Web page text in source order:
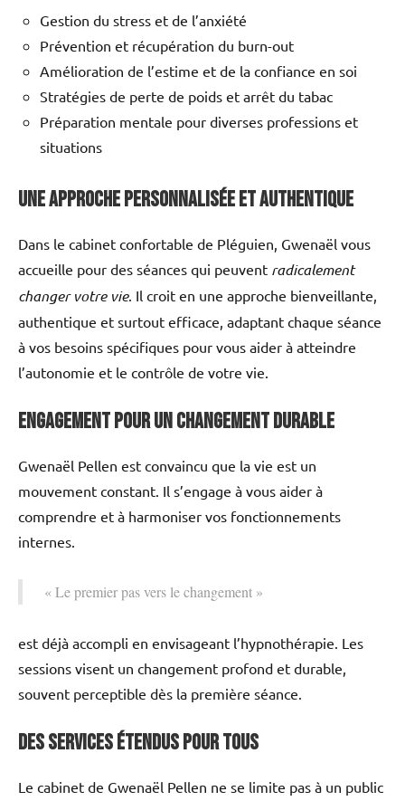
Gestion du stress et de l’anxiété
Prévention et récupération du burn-out
Amélioration de l’estime et de la confiance en soi
Stratégies de perte de poids et arrêt du tabac
Préparation mentale pour diverses professions et
situations
Une Approche Personnalisée et Authentique
Dans le cabinet confortable de Pléguien, Gwenaël vous
accueille pour des séances qui peuvent radicalement
changer votre vie. Il croit en une approche bienveillante,
authentique et surtout efficace, adaptant chaque séance
à vos besoins spécifiques pour vous aider à atteindre
l’autonomie et le contrôle de votre vie.
Engagement pour un Changement Durable
Gwenaël Pellen est convaincu que la vie est un
mouvement constant. Il s’engage à vous aider à
comprendre et à harmoniser vos fonctionnements
internes.
« Le premier pas vers le changement »
est déjà accompli en envisageant l’hypnothérapie. Les
sessions visent un changement profond et durable,
souvent perceptible dès la première séance.
Des Services Étendus pour Tous
Le cabinet de Gwenaël Pellen ne se limite pas à un public